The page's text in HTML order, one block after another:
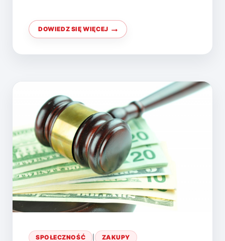
DOWIEDZ SIĘ WIĘCEJ
PIERŚCIONKI
ZARĘCZYNOWE
KAMIEŃ
SPOŁECZNOŚĆ ZAKUPY